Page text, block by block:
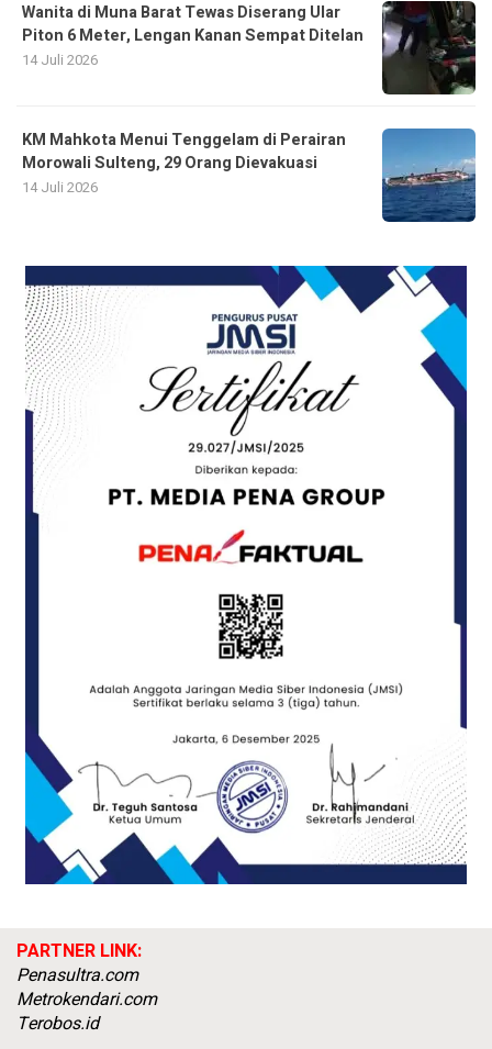
Wanita di Muna Barat Tewas Diserang Ular
Piton 6 Meter, Lengan Kanan Sempat Ditelan
14 Juli 2026
KM Mahkota Menui Tenggelam di Perairan
Morowali Sulteng, 29 Orang Dievakuasi
14 Juli 2026
PARTNER LINK:
Penasultra.com
Metrokendari.com
Terobos.id